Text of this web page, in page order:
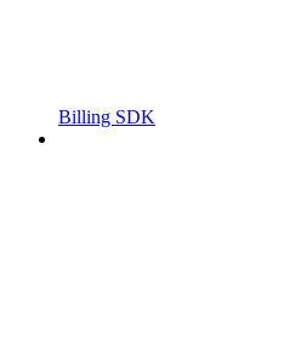
Billing SDK